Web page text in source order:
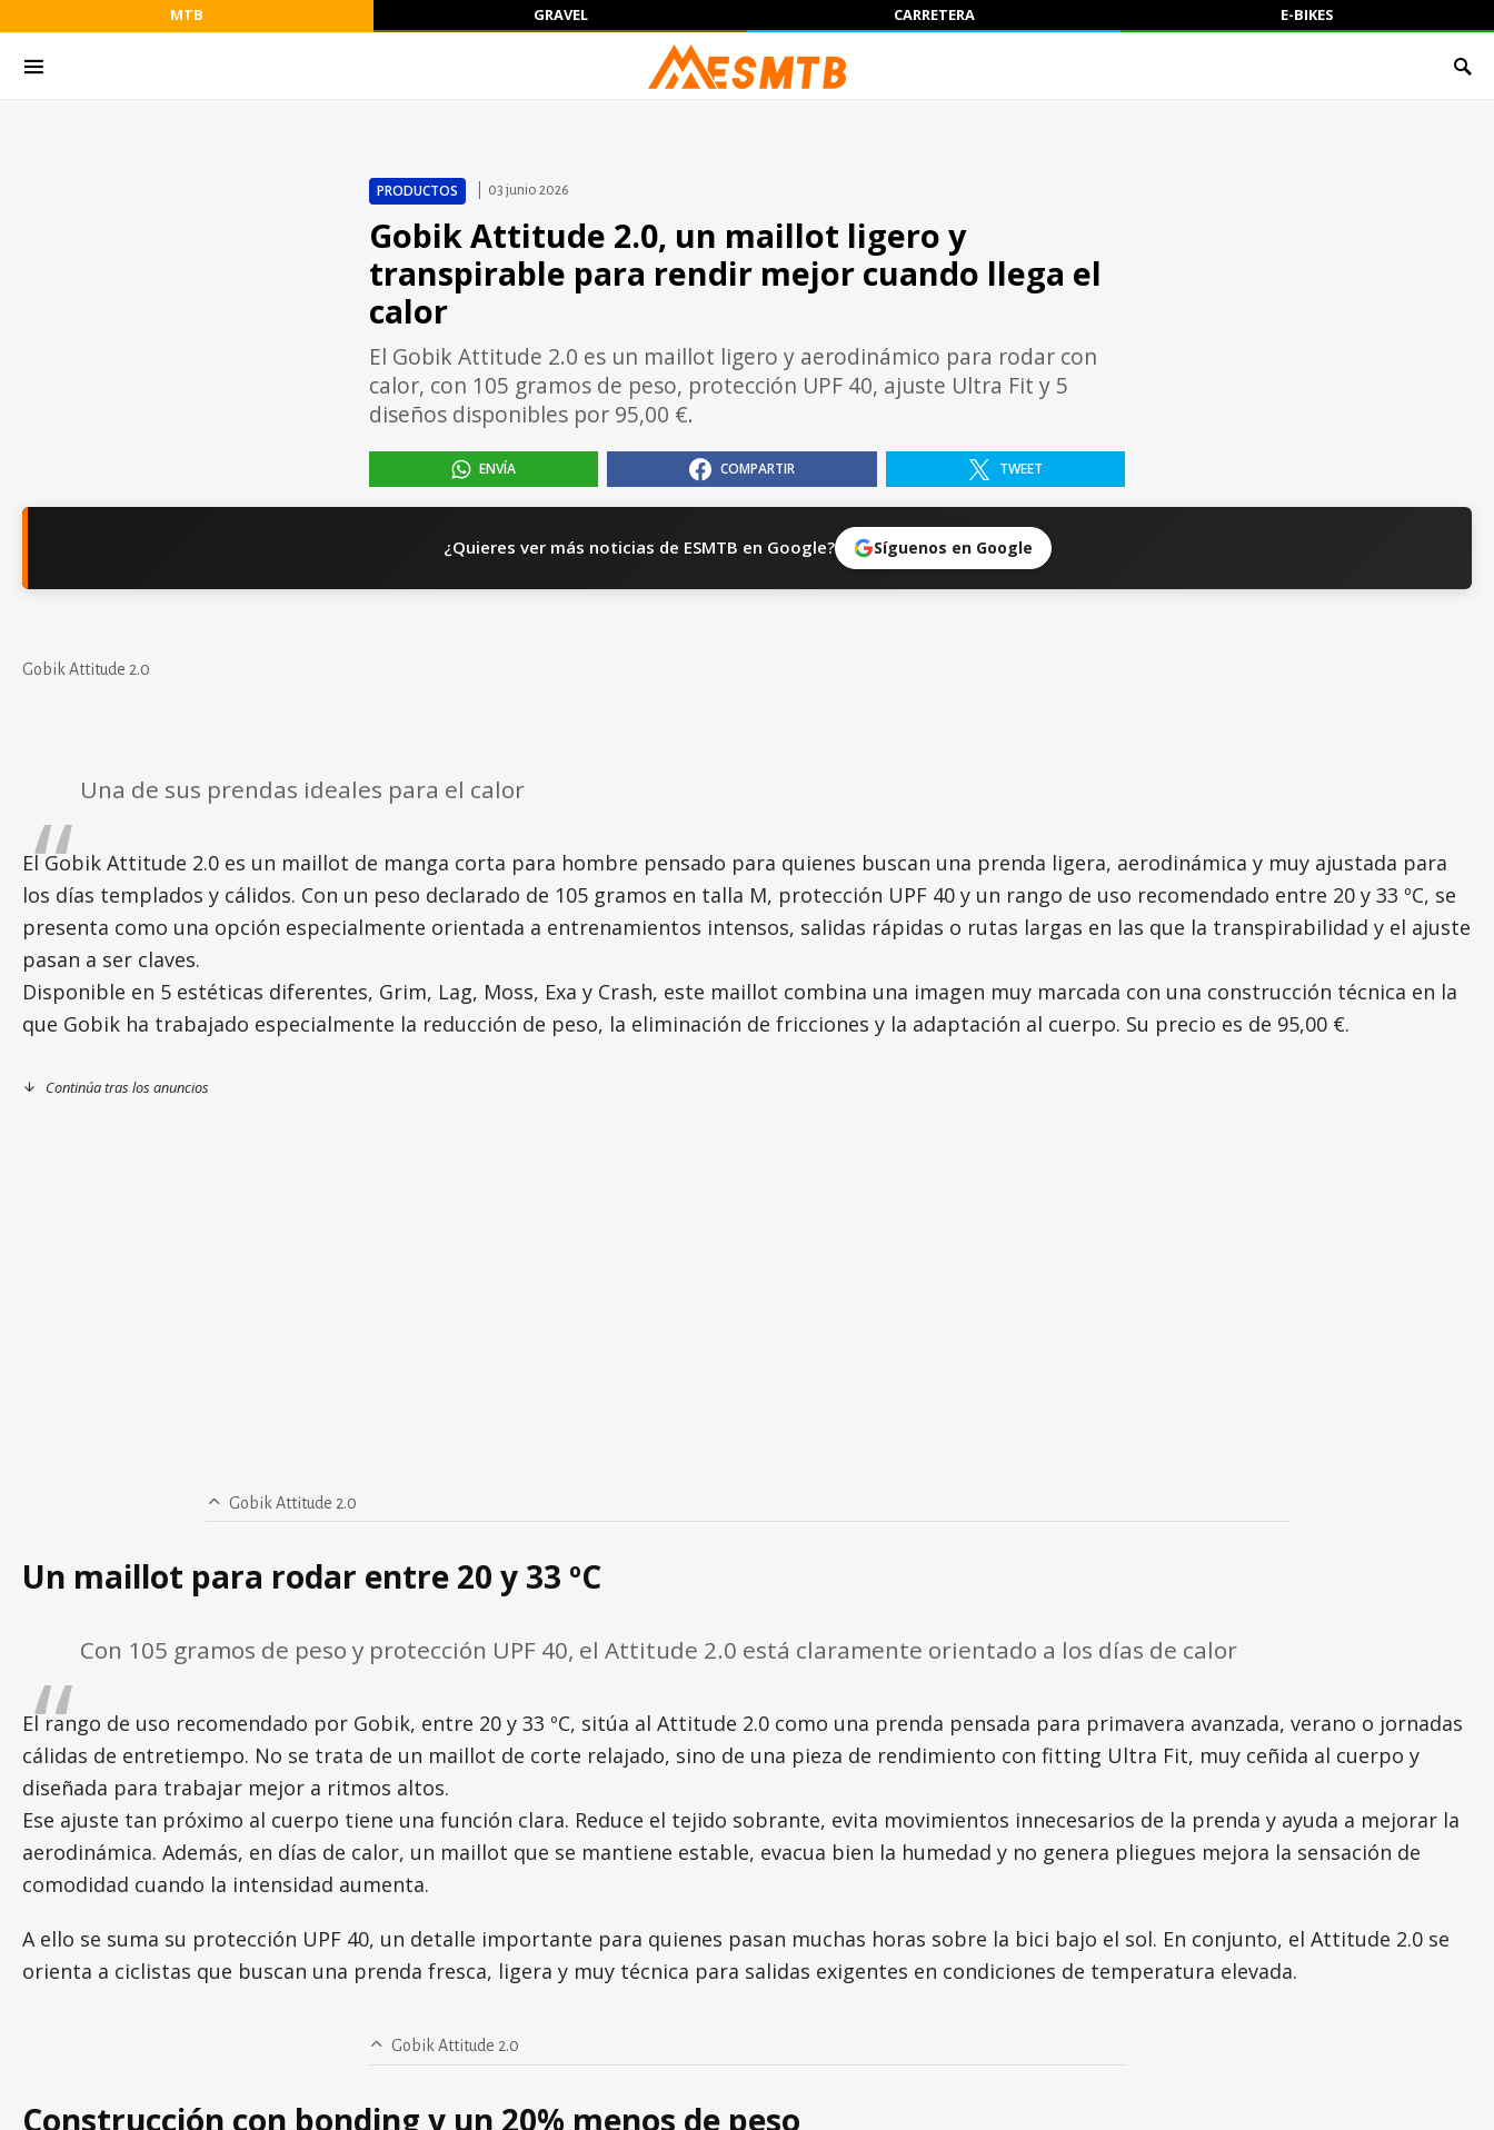
MTB GRAVEL CARRETERA E-BIKES
PRODUCTOS 03 junio 2026
Gobik Attitude 2.0, un maillot ligero y
transpirable para rendir mejor cuando llega el
calor
El Gobik Attitude 2.0 es un maillot ligero y aerodinámico para rodar con
calor, con 105 gramos de peso, protección UPF 40, ajuste Ultra Fit y 5
diseños disponibles por 95,00 €.
ENVÍA COMPARTIR TWEET
¿Quieres ver más noticias de ESMTB en Google? Síguenos en Google
Gobik Attitude 2.0
Una de sus prendas ideales para el calor
El Gobik Attitude 2.0 es un maillot de manga corta para hombre pensado para quienes buscan una prenda ligera, aerodinámica y muy ajustada para
los días templados y cálidos. Con un peso declarado de 105 gramos en talla M, protección UPF 40 y un rango de uso recomendado entre 20 y 33 ºC, se
presenta como una opción especialmente orientada a entrenamientos intensos, salidas rápidas o rutas largas en las que la transpirabilidad y el ajuste
pasan a ser claves.
Disponible en 5 estéticas diferentes, Grim, Lag, Moss, Exa y Crash, este maillot combina una imagen muy marcada con una construcción técnica en la
que Gobik ha trabajado especialmente la reducción de peso, la eliminación de fricciones y la adaptación al cuerpo. Su precio es de 95,00 €.
Continúa tras los anuncios
Gobik Attitude 2.0
Un maillot para rodar entre 20 y 33 ºC
Con 105 gramos de peso y protección UPF 40, el Attitude 2.0 está claramente orientado a los días de calor
El rango de uso recomendado por Gobik, entre 20 y 33 ºC, sitúa al Attitude 2.0 como una prenda pensada para primavera avanzada, verano o jornadas
cálidas de entretiempo. No se trata de un maillot de corte relajado, sino de una pieza de rendimiento con fitting Ultra Fit, muy ceñida al cuerpo y
diseñada para trabajar mejor a ritmos altos.
Ese ajuste tan próximo al cuerpo tiene una función clara. Reduce el tejido sobrante, evita movimientos innecesarios de la prenda y ayuda a mejorar la
aerodinámica. Además, en días de calor, un maillot que se mantiene estable, evacua bien la humedad y no genera pliegues mejora la sensación de
comodidad cuando la intensidad aumenta.
A ello se suma su protección UPF 40, un detalle importante para quienes pasan muchas horas sobre la bici bajo el sol. En conjunto, el Attitude 2.0 se
orienta a ciclistas que buscan una prenda fresca, ligera y muy técnica para salidas exigentes en condiciones de temperatura elevada.
Gobik Attitude 2.0
Construcción con bonding y un 20% menos de peso